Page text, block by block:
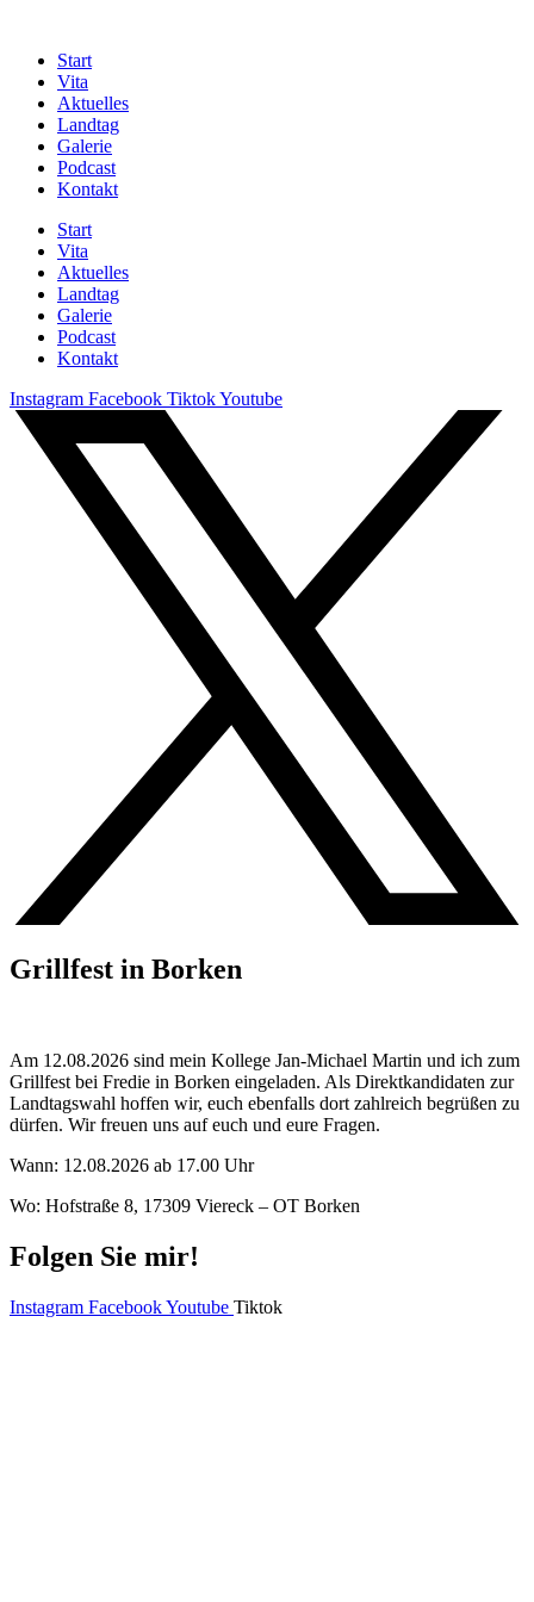
Start
Vita
Aktuelles
Landtag
Galerie
Podcast
Kontakt
Start
Vita
Aktuelles
Landtag
Galerie
Podcast
Kontakt
Instagram Facebook TiktokYoutube
Grillfest in Borken
Am 12.08.2026 sind mein Kollege Jan-Michael Martin und ich zum
Grillfest bei Fredie in Borken eingeladen. Als Direktkandidaten zur
Landtagswahl hoffen wir, euch ebenfalls dort zahlreich begrüßen zu
dürfen. Wir freuen uns auf euch und eure Fragen.
Wann: 12.08.2026 ab 17.00 Uhr
Wo: Hofstraße 8, 17309 Viereck – OT Borken
Folgen Sie mir!
Instagram FacebookYoutube Tiktok